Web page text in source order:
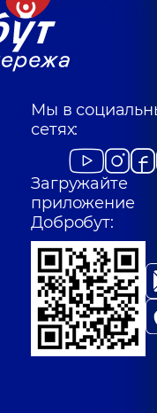
Мы в
сетях:
Загружайте
приложение
Добробут: